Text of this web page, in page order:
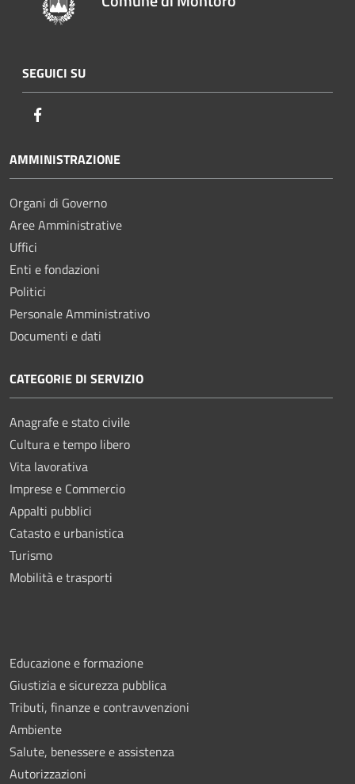
SEGUICI SU
AMMINISTRAZIONE
Organi di Governo
Aree Amministrative
Uffici
Enti e fondazioni
Politici
Personale Amministrativo
Documenti e dati
CATEGORIE DI SERVIZIO
Anagrafe e stato civile
Cultura e tempo libero
Vita lavorativa
Imprese e Commercio
Appalti pubblici
Catasto e urbanistica
Turismo
Mobilità e trasporti
Educazione e formazione
Giustizia e sicurezza pubblica
Tributi, finanze e contravvenzioni
Ambiente
Salute, benessere e assistenza
Autorizzazioni